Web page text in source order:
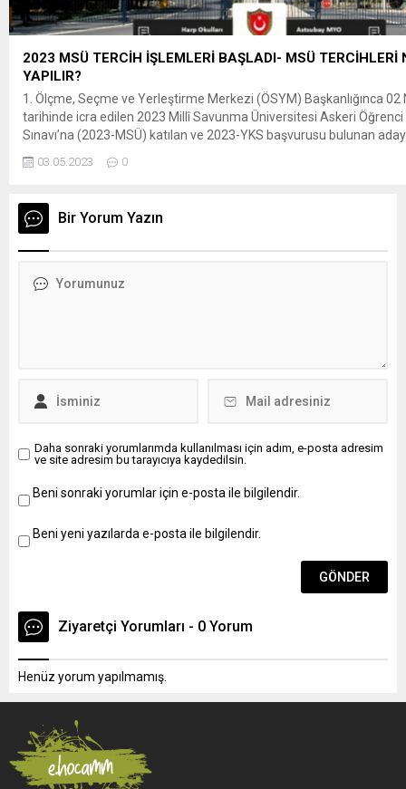
2023 MSÜ TERCİH İŞLEMLERİ BAŞLADI- MSÜ TERCİHLERİ
YAPILIR?
1. Ölçme, Seçme ve Yerleştirme Merkezi (ÖSYM) Başkanlığınca 02
tarihinde icra edilen 2023 Millî Savunma Üniversitesi Askeri
Sınavı’na (2023-MSÜ) katılan ve 2023-YKS başvurusu bulunan
yapabilecektir. Adayların, Harp Okulları ve Astsubay Meslek
tercihlerini 03-25 Mayıs 2023 tarihleri arasında yapmaları
03.05.2023 0
Bir Yorum Yazın
Daha sonraki yorumlarımda kullanılması için adım, e-posta adresim
ve site adresim bu tarayıcıya kaydedilsin.
Beni sonraki yorumlar için e-posta ile bilgilendir.
Beni yeni yazılarda e-posta ile bilgilendir.
Ziyaretçi Yorumları - 0 Yorum
Henüz yorum yapılmamış.